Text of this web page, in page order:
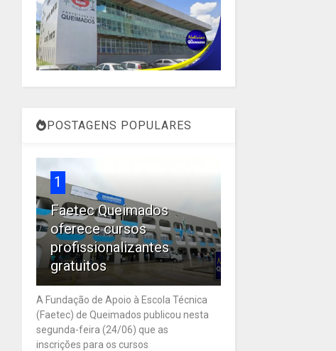
POSTAGENS POPULARES
1
Faetec Queimados
oferece cursos
profissionalizantes
gratuitos
A Fundação de Apoio à Escola Técnica
(Faetec) de Queimados publicou nesta
segunda-feira (24/06) que as
inscrições para os cursos